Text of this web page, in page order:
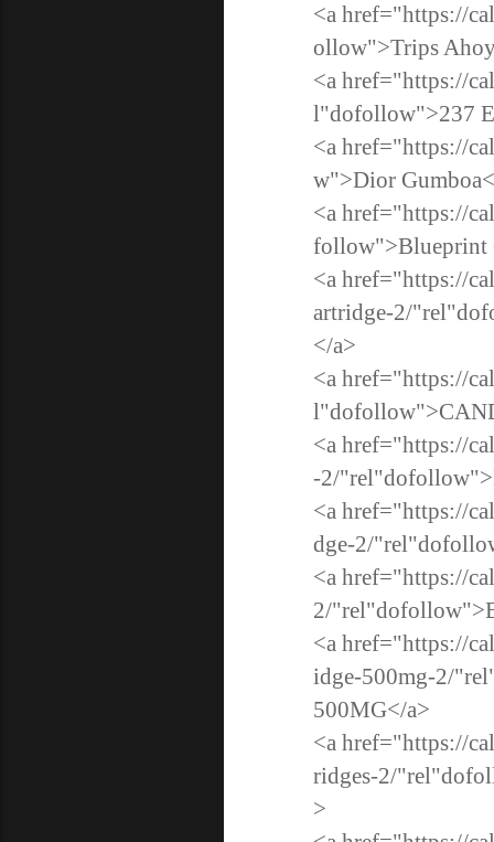
<a href="https://
ollow">Trips
<a href="https://
l"dofollow">237
<a href="https://
w">Dior
<a href="https://
follow">Blueprint
<a href="https://
artridge-2/
</a>
<a href="https://
<a href="https://
-2/
<a href="https://
dge-2/
<a href="https://
2/
<a href="https://
idge-500mg-2/
500MG</a>
<a href="https://
ridges-2/
>